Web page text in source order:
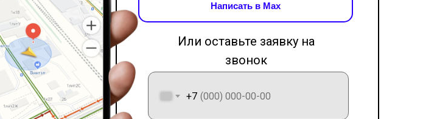
LET'S GO!
+7
Написать в Max
Или оставьте заявку на
звонок